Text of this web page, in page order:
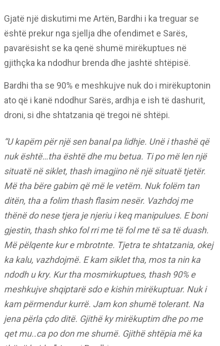
Gjatë një diskutimi me Artën, Bardhi i ka treguar se
është prekur nga sjellja dhe ofendimet e Sarës,
pavarësisht se ka qenë shumë mirëkuptues në
gjithçka ka ndodhur brenda dhe jashtë shtëpisë.
Bardhi tha se 90% e meshkujve nuk do i mirëkuptonin
ato që i kanë ndodhur Sarës, ardhja e ish të dashurit,
droni, si dhe shtatzania që tregoi në shtëpi.
“U kapëm për një sen banal pa lidhje. Unë i thashë që
nuk është…tha është dhe mu betua. Ti po më len një
situatë në siklet, thash imagjino në një situatë tjetër.
Më tha bëre gabim që më le vetëm. Nuk folëm tan
ditën, tha a folim thash flasim nesër. Vazhdoj me
thënë do nese tjera je njeriu i keq manipulues. E boni
gjestin, thash shko fol rri me të fol me të sa të duash.
Më pëlqente kur e mbrotnte. Tjetra te shtatzania, okej
ka kalu, vazhdojmë. E kam siklet tha, mos ta nin ka
ndodh u kry. Kur tha mosmirkuptues, thash 90% e
meshkujve shqiptarë sdo e kishin mirëkuptuar. Nuk i
kam përmendur kurrë. Jam kon shumë tolerant. Na
jena përla çdo ditë. Gjithë ky mirëkuptim dhe po me
qet mu..ca po don me shumë. Gjithë shtëpia më ka